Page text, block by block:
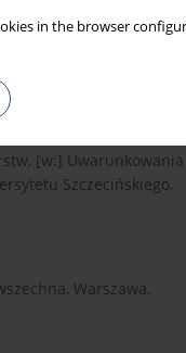
in the browser
I., 2002, The
[w:] Uwarunkowania
Szczecińskiego,
Warszawa.